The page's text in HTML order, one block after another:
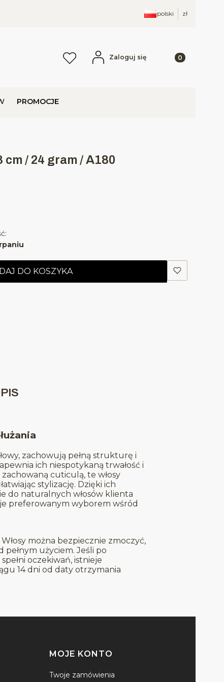
polski zł
Ulubione
Zaloguj się Produkty w
PROMOCJE
/ 24 gram / A180
DO KOSZYKA
zachowują pełną strukturę i
ich niespotykaną trwałość i
cuticulą, te włosy
stylizację. Dzięki ich
do naturalnych włosów klienta
preferowanym wyborem wśród
Włosy można bezpiecznie zmoczyć,
użyciem. Jeśli po
oczekiwań, istnieje
14 dni od daty otrzymania
MOJE KONTO
Twoje zamówienia